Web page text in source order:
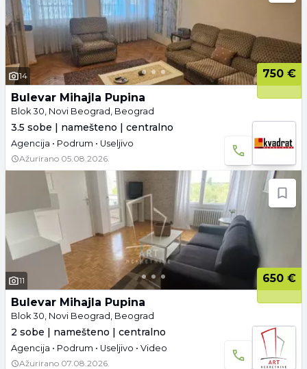
14
750 €
Bulevar Mihajla Pupina
Blok 30, Novi Beograd, Beograd
3.5 sobe | namešteno | centralno
Agencija • Podrum • Useljivo
Ažurirano 05.08.2026.
11
650 €
Bulevar Mihajla Pupina
Blok 30, Novi Beograd, Beograd
2 sobe | namešteno | centralno
Agencija • Podrum • Useljivo • Video
Ažurirano 07.08.2026.